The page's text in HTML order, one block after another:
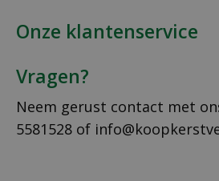
Onze klantenservice
Vragen?
Neem gerust contact met
5581528 of